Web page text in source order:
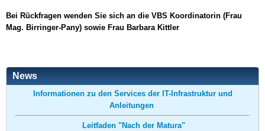
Bei Rückfragen wenden Sie sich an die VBS Koordinatorin (Frau
Mag. Birringer-Pany) sowie Frau Barbara Kittler
News
Informationen zu den Services der IT-Infrastruktur und
Anleitungen
Leitfaden "Nach der Matura"